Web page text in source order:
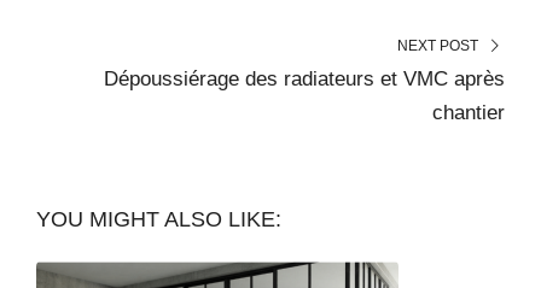
NEXT POST
Dépoussiérage des radiateurs et VMC après
chantier
YOU MIGHT ALSO LIKE: